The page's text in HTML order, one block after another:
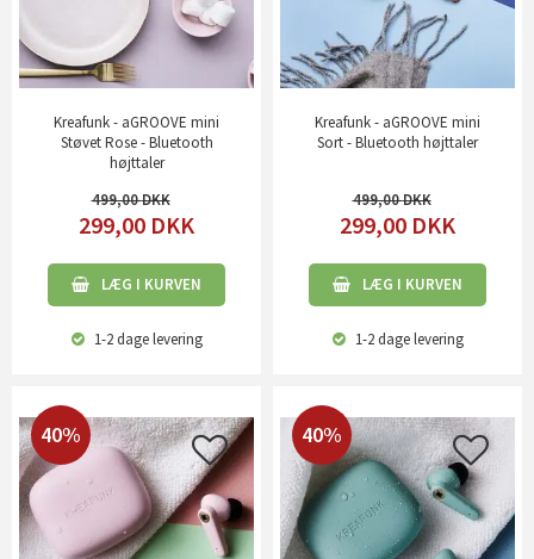
Kreafunk - aGROOVE mini
Støvet Rose - Bluetooth
højttaler
499,00
299,00 DKK
LÆG I KURVEN
1-2 dagelevering
Kreafunk - aGROOVE mini
Sort - Bluetooth højttaler
499,00
299,00 DKK
LÆG I KURVEN
1-2 dagelevering
40% 40%